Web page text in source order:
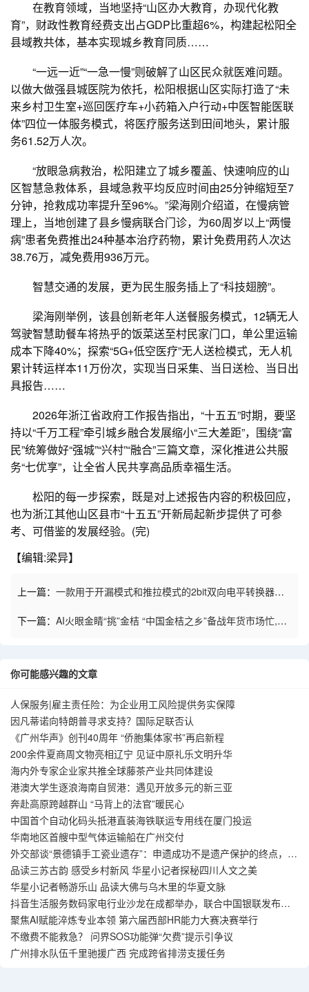
在教育领域，当地坚持“山区办大教育，办现代化教
育”，财政性教育经费支出占GDP比重超6%，构建起松阳全
县域教共体，基本实现城乡教育同质……
“一远一近”“一急一慢”则破解了山区民众就医难问题。
以做大做强县城医院为依托，松阳根据山区实际打造了“未
来乡村卫生室+巡回医疗车+小药箱入户行动+中医智能医联
体”四位一体服务模式，将医疗服务送到田间地头，累计服
务61.52万人次。
“放眼急病救治，松阳建立了城乡覆盖、快速响应的山
区智慧急救体系，县域急救平均反应时间由25分钟缩短至7
分钟，抢救成功率提升至96%。”梁海刚介绍道，在慢病管
理上，当地创建了县乡慢病联合门诊，为60周岁以上“两慢
病”患者免费推出24种基本治疗药物，累计免费用药人次达
38.76万，减免费用936万元。
智慧交通的发展，更为民生服务插上了“科技翅膀”。
梁海刚举例，该县创新老年人送餐服务模式，12辆无人
驾驶智慧助餐车将热乎的饭菜送至村民家门口，单公里运输
成本下降40%；探索“5G+低空医疗”无人送检模式，无人机
累计转运样本11万份次，实现当日采集、当日送检、当日出
具报告……
2026年浙江省政府工作报告指出，“十五五”时期，要坚
持以“千万工程”牵引城乡融合发展缩小“三大差距”，围绕“富
民”统筹做好“强城”“兴村”“融合”三篇文章，深化推进公共服
务“七优享”，让全省人民共享高品质幸福生活。
松阳的每一步探索，既是对上述报告内容的积极回应，
也为浙江其他山区县市“十五五”开新局起新步提供了可参
考、可借鉴的发展经验。(完)
【编辑:梁异】
上一篇： 一款用于开漏模式和推拉模式的2bit双向电平转换器
MS6212D
下一篇： AI火眼金睛“挑”金桔 “中国金桔之乡”备战年货市场忙,AI
你可能感兴趣的文章
人保服务|雇主责任险：为企业用工风险提供务实保障
因凡蒂诺向特朗普寻求支持？国际足联否认
《广州华声》创刊40周年 “侨胞集体家书”再启新程
200余件夏商周文物亮相辽宁 见证中原礼乐文明升华
海内外专家企业家共推全球藤茶产业共同体建设
港澳大学生逐浪海南自贸港：遇见开放多元的新三亚
奔赴高原跨越群山 “马背上的法官”暖民心
中国首个自动化码头抵港直装海铁联运专用线在厦门投运
华南地区首艘中型气体运输船在广州交付
外交部谈“景德镇手工瓷业遗存”：申遗成功不是遗产保护的终点，而
是新起点
品读三苏古韵 感受乡村新风 华星小记者探秘四川人文之美
华星小记者畅游乐山 品读大佛与乌木里的华夏文脉
抖音生活服务数码家电行业沙龙在成都举办，联合中国银联发布国
补到店交易模式
聚焦AI赋能淬炼专业本领 第六届西部HR能力大赛决赛举行
不缴费不能救急？ 问界SOS功能弹“欠费”提示引争议
广州排水队伍千里驰援广西 完成跨省排涝支援任务